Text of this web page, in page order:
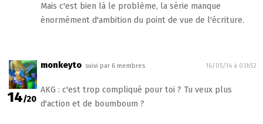
Mais c'est bien là le problème, la série manque
énormément d'ambition du point de vue de l'écriture.
14/20
monkeyto suivi par 6 membres 16/05/14 à 03h52
AKG : c'est trop compliqué pour toi ? Tu veux plus
d'action et de boumboum ?